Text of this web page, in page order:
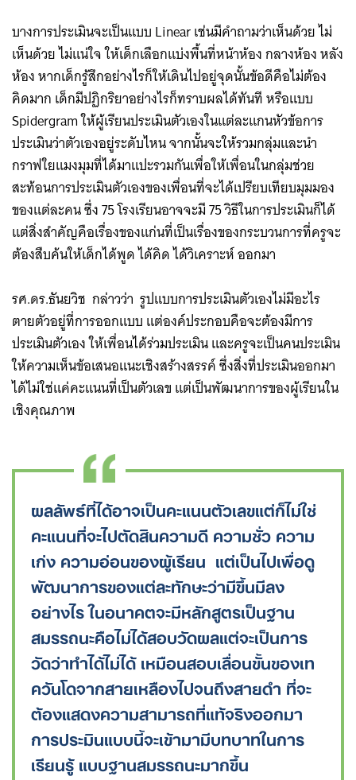
บางการประเมินจะเป็นแบบ Linear ​เช่นมีคำถามว่าเห็นด้วย ไม่
เห็นด้วย ไม่แน่ใจ ให้เด็กเลือกแบ่งพื้นที่หน้าห้อง กลางห้อง หลัง
ห้อง หากเด็กรู้สึกอย่างไรก็ให้เดินไปอยู่จุดนั้นข้อดีคือไม่ต้อง
คิดมาก เด็กมีปฏิกริยาอย่างไรก็ทราบผลได้ทันที หรือแบบ
Spidergram ให้ผู้เรียนประเมินตัวเองในแต่ละแกนหัวข้อการ
ประเมินว่าตัวเองอยู่ระดับไหน จากนั้นจะให้รวมกลุ่มและนำ
กราฟใยแมงมุมที่ได้มาแปะรวมกันเพื่อให้เพื่อนในกลุ่มช่วย
สะท้อนการประเมินตัวเองของเพื่อนที่จะได้เปรียบเทียบมุมมอง
ของแต่ละคน ซึ่ง 75 โรงเรียนอาจจะมี 75 วิธีในการประเมินก็ได้
แต่สิ่งสำคัญคือเรื่องของแก่นที่เป็นเรื่องของกระบวนการที่ครูจะ
ต้องสืบค้น​ให้เด็กได้พูด ได้คิด ได้วิเคราะห์ ออกมา​
รศ.ดร.ธันยวิช กล่าวว่า รูปแบบการประเมินตัวเองไม่มีอะไร
ตายตัวอยู่ที่การออกแบบ แต่องค์ประกอบคือจะต้องมีการ
ประเมินตัวเอง ให้เพื่อนได้ร่วมประเมิน และครูจะเป็นคนประเมิน
ให้ความเห็นข้อเสนอแนะเชิงสร้างสรรค์ ​​ซึ่งสิ่งที่ประเมินออกมา
ได้ไม่ใช่แค่คะแนนที่เป็นตัวเลข แต่เป็นพัฒนาการของผู้เรียนใน
เชิงคุณภาพ
ผลลัพธ์ที่ได้อาจเป็นคะแนนตัวเลขแต่ก็ไม่ใช่
คะแนนที่จะไปตัดสินความดี ความชั่ว ความ
เก่ง ความอ่อนของผู้เรียน แต่เป็นไปเพื่อดู
พัฒนาการของแต่ละทักษะว่ามีขึ้นมีลง
อย่างไร ​ในอนาคตจะมีหลักสูตรเป็นฐาน
สมรรถนะคือไม่ได้สอบวัดผลแต่จะเป็นการ
วัดว่าทำได้ไม่ได้ เหมือนสอบเลื่อนขั้นของเท
ควันโดจากสายเหลืองไปจนถึงสายดำ ที่จะ
ต้องแสดงความสามารถที่แท้จริงออกมา
การประมินแบบนี้จะเข้ามามีบทบาท​ในการ
เรียนรู้ แบบฐานสมรรถนะมากขึ้น